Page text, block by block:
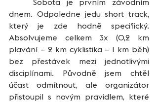
dnem. Odpoledne jedu short track,
který je zde hodně specifický.
Absolvujeme celkem 3x (0,2 km
plavání – 2 km cyklistika – 1 km běh)
bez přestávek mezi jednotlivými
disciplínami. Původně jsem chtěl
účast odmítnout, ale organizátor
přistoupil s novým pravidlem, které